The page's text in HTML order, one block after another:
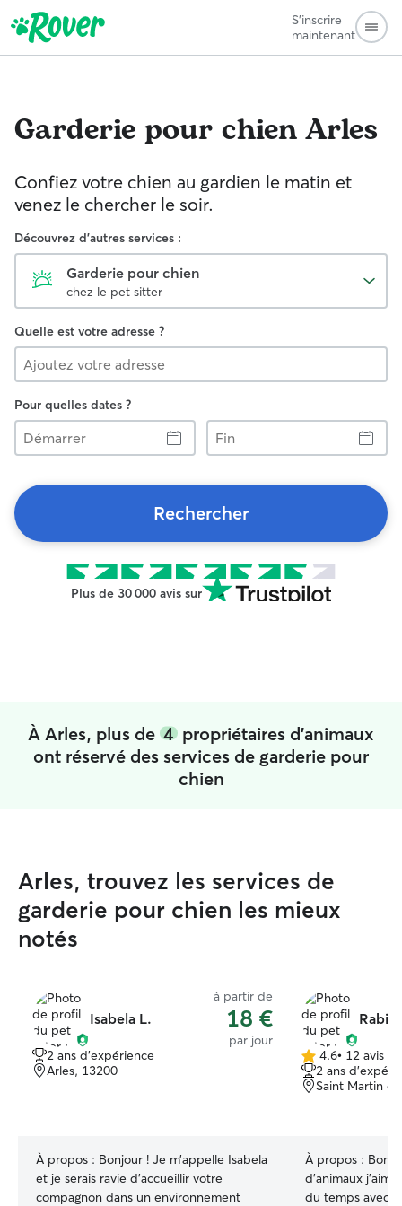
S'inscrire
maintenant
Garderie pour chienArles
Confiez votre chien au gardien le matin et
venez le chercher le soir.
Découvrez d'autres services :
Garderie pour chien
chez le pet sitter
Quelle est votre adresse ?
Pour quelles dates ?
Démarrer
Fin
Rechercher
Plus de 30 000 avis sur
À Arles, plus de 4 propriétaires d'animaux
ont réservé des services de garderie pour
chien
Arles, trouvez les services de
garderie pour chien les mieux
notés
Isabela L.
à partir de
18 €
par jour
2 ans d'expérience
Arles, 13200
À propos : Bonjour ! Je m’appelle Isabela
et je serais ravie d’accueillir votre
compagnon dans un environnement
Rabia
4.6 étoile(s)
sur
5
4.6• 12 avis
2 ans
Saint Martin
À propos :
d’animaux
du temps avec